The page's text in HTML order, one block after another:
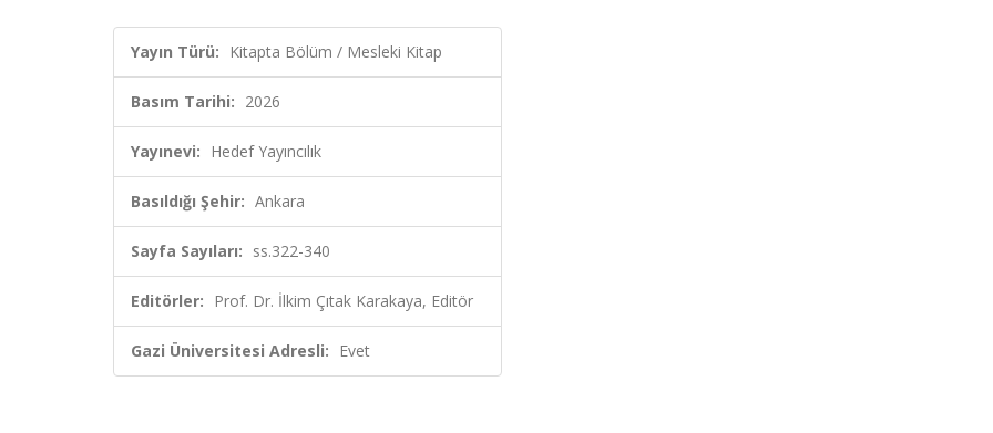
Yayın Türü: Kitapta Bölüm / Mesleki Kitap
Basım Tarihi: 2026
Yayınevi: Hedef Yayıncılık
Basıldığı Şehir: Ankara
Sayfa Sayıları: ss.322-340
Editörler: Prof. Dr. İlkim Çıtak Karakaya, Editör
Gazi Üniversitesi Adresli: Evet